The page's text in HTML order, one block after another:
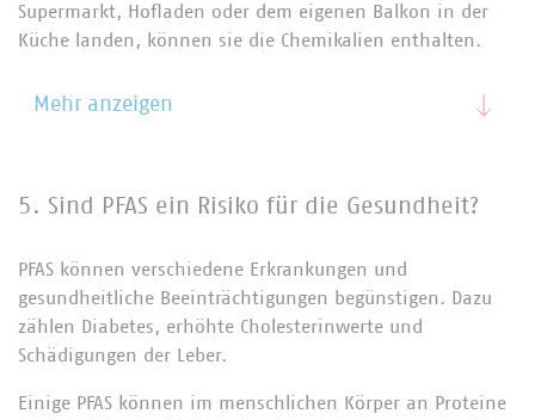
Supermarkt, Hofladen oder dem eigenen Balkon in der
Küche landen, können sie die Chemikalien enthalten.
Mehr anzeigen
5. Sind PFAS ein Risiko für die Gesundheit?
PFAS können verschiedene Erkrankungen und
gesundheitliche Beeinträchtigungen begünstigen. Dazu
zählen Diabetes, erhöhte Cholesterinwerte und
Schädigungen der Leber.
Einige PFAS können im menschlichen Körper an Proteine